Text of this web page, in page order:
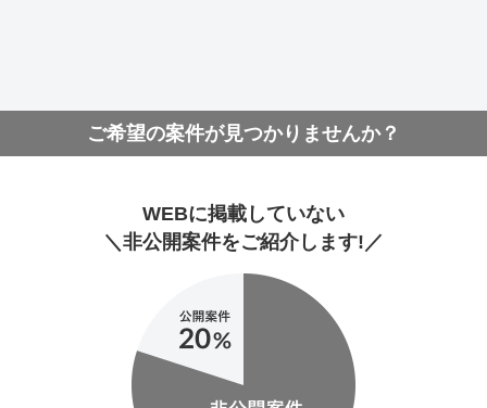
ご希望の案件が見つかりませんか？
WEBに掲載していない
＼非公開案件をご紹介します!／